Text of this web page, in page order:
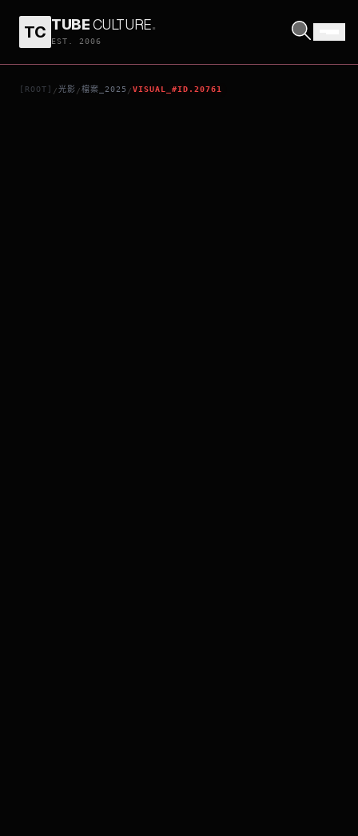
TC TUBECULTURE.
EST. 2006
[ROOT] /光影 /檔案_2025 /VISUAL_#ID.20761
山河為證